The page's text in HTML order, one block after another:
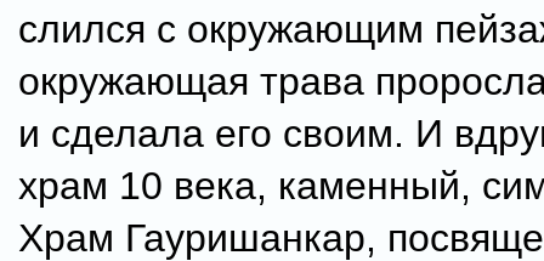
слился с окружающим
окружающая трава
и сделала его своим. И
храм 10 века, каменный,
Храм Гауришанкар,